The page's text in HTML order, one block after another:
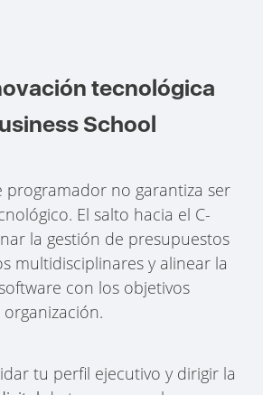
tecnológica
School
programador no garantiza ser
El salto hacia el C-
la gestión de presupuestos
multidisciplinares y alinear la
con los objetivos
tu perfil ejecutivo y dirigir la